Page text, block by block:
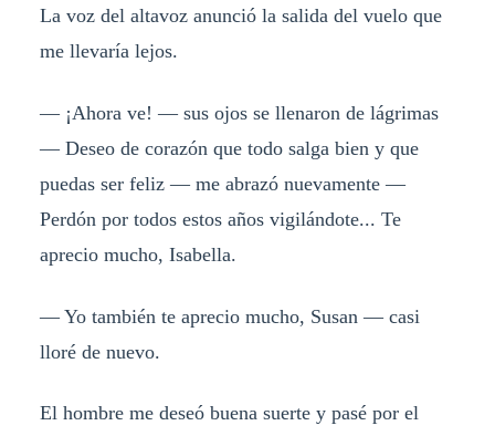
La voz del altavoz anunció la salida del vuelo que
me llevaría lejos.
— ¡Ahora ve! — sus ojos se llenaron de lágrimas
— Deseo de corazón que todo salga bien y que
puedas ser feliz — me abrazó nuevamente —
Perdón por todos estos años vigilándote... Te
aprecio mucho, Isabella.
— Yo también te aprecio mucho, Susan — casi
lloré de nuevo.
El hombre me deseó buena suerte y pasé por el